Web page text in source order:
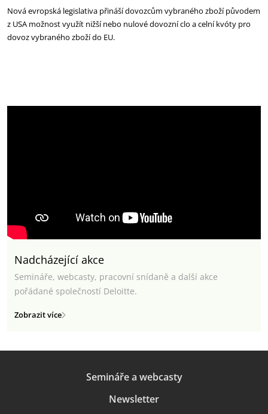
Nová evropská legislativa přináší dovozcům vybraného zboží původem
z USA možnost využít nižší nebo nulové dovozní clo a celní kvóty pro
dovoz vybraného zboží do EU.
Nadcházející akce
Semináře, webcasty, pracovní snídaně a další akce
pořádané společností Deloitte.
Zobrazit více
Semináře a webcasty
Newsletter